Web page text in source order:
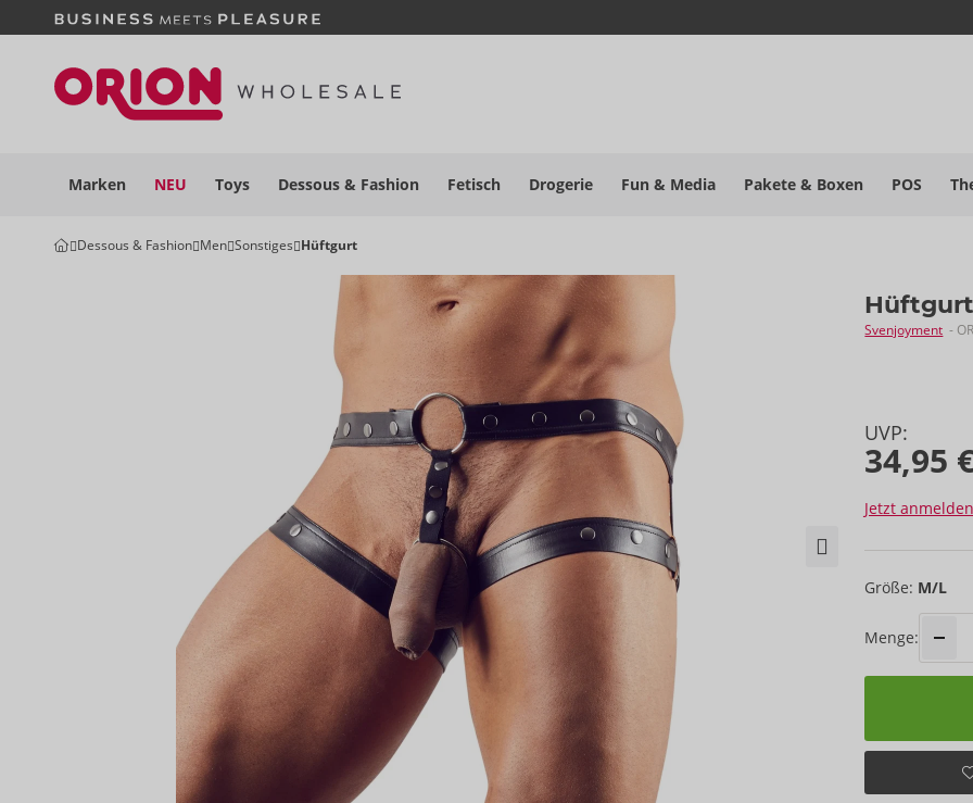
Marken NEU Toys Dessous & Fashion Fetisch Drogerie Fun & Media Pakete & Boxen POS
Dessous & Fashion Men Sonstiges Hüftgurt
Svenjoyment -
UVP:
34,95
Jetzt
Größe: M/L
Menge: